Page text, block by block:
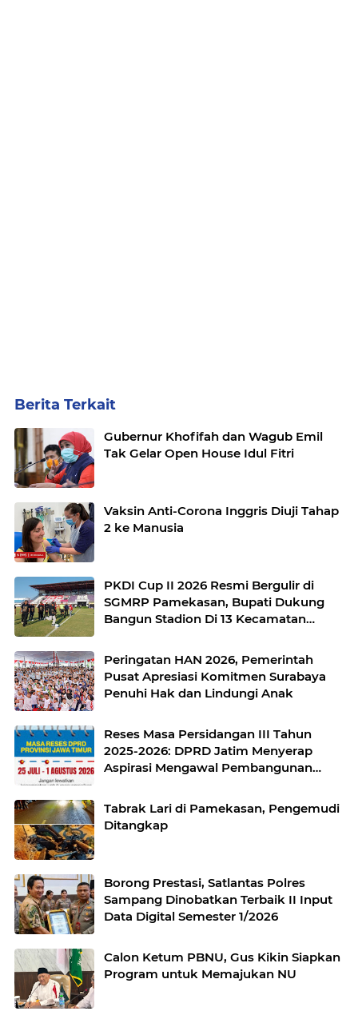
Berita Terkait
Gubernur Khofifah dan Wagub Emil
Tak Gelar Open House Idul Fitri
Vaksin Anti-Corona Inggris Diuji Tahap
2 ke Manusia
PKDI Cup II 2026 Resmi Bergulir di
SGMRP Pamekasan, Bupati Dukung
Bangun Stadion Di 13 Kecamatan
Peringatan HAN 2026, Pemerintah
Pusat Apresiasi Komitmen Surabaya
Penuhi Hak dan Lindungi Anak
Reses Masa Persidangan III Tahun
2025-2026: DPRD Jatim Menyerap
Aspirasi Mengawal Pembangunan
Tabrak Lari di Pamekasan, Pengemudi
Ditangkap
Borong Prestasi, Satlantas Polres
Sampang Dinobatkan Terbaik II Input
Data Digital Semester 1/2026
Calon Ketum PBNU, Gus Kikin Siapkan
Program untuk Memajukan NU